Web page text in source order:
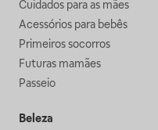
Cuidados para as mães
Acessórios para bebês
Primeiros socorros
Futuras mamães
Passeio
Beleza